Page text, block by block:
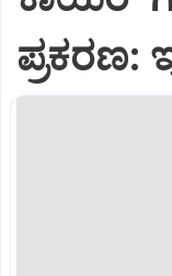
ಪ್ರಕರಣ: